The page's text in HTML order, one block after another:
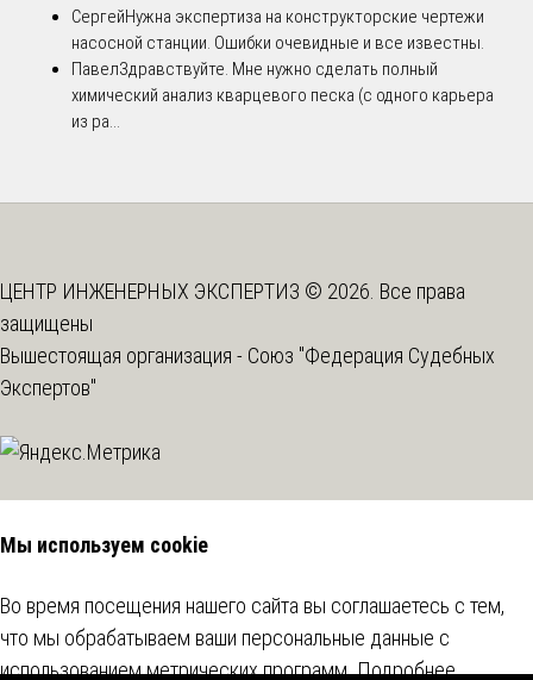
СергейНужна экспертиза на конструкторские чертежи
насосной станции. Ошибки очевидные и все известны.
ПавелЗдравствуйте. Мне нужно сделать полный
химический анализ кварцевого песка (с одного карьера
из ра...
ЦЕНТР ИНЖЕНЕРНЫХ ЭКСПЕРТИЗ © 2026. Все права
защищены
Вышестоящая организация - Союз "Федерация Судебных
Экспертов"
Мы используем cookie
Во время посещения нашего сайта вы соглашаетесь с тем,
что мы обрабатываем ваши персональные данные с
использованием метрических программ.Подробнее